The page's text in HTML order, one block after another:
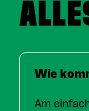
Wie
Am